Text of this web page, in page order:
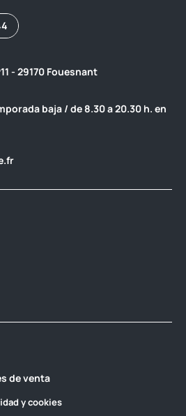
- 29170 Fouesnant
baja / de 8.30 a 20.30 h. en
de venta
y cookies